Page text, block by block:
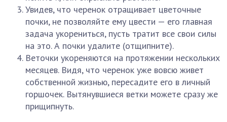
Увидев, что черенок отращивает цветочные
почки, не позволяйте ему цвести — его главная
задача укорениться, пусть тратит все свои силы
на это. А почки удалите (отщипните).
Веточки укореняются на протяжении нескольких
месяцев. Видя, что черенок уже вовсю живет
собственной жизнью, пересадите его в личный
горшочек. Вытянувшиеся ветки можете сразу же
прищипнуть.